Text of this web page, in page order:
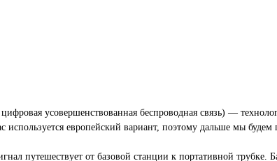
усовершенствованная беспроводная связь) —
европейский вариант, поэтому дальше мы будем
путешествует от базовой станции к портативной трубке.